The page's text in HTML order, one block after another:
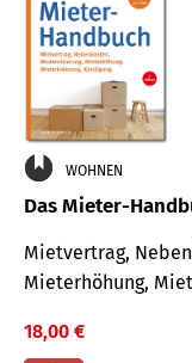
WOHNEN
Das Mieter-
Mietvertrag,
Mieterhöhung,
18,00 €